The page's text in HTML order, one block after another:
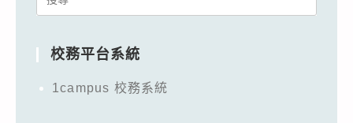
校務平台系統
1campus 校務系統